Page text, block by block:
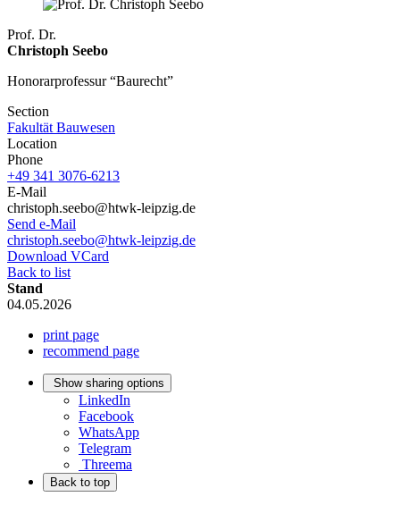
Prof. Dr.
Christoph Seebo
Honorarprofessur “Baurecht”
Section
Fakultät Bauwesen
Location
Phone
+49 341 3076-6213
E-Mail
christoph.seebo@htwk-leipzig.de
Send e-Mail
christoph.seebo@htwk-leipzig.de
Download VCard
Back to list
Stand
04.05.2026
print page
recommend page
Show sharing options
LinkedIn
Facebook
WhatsApp
Telegram
Threema
Back to top